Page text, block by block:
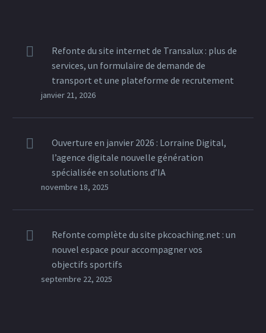
Refonte du site internet de Transalux : plus de
services, un formulaire de demande de
transport et une plateforme de recrutement
janvier 21, 2026
Ouverture en janvier 2026 : Lorraine Digital,
l’agence digitale nouvelle génération
spécialisée en solutions d’IA
novembre 18, 2025
Refonte complète du site pkcoaching.net : un
nouvel espace pour accompagner vos
objectifs sportifs
septembre 22, 2025